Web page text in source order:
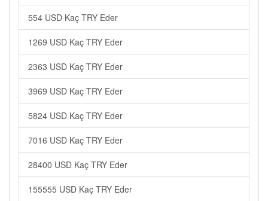
554 USD Kaç TRY Eder
1269 USD Kaç TRY Eder
2363 USD Kaç TRY Eder
3969 USD Kaç TRY Eder
5824 USD Kaç TRY Eder
7016 USD Kaç TRY Eder
28400 USD Kaç TRY Eder
155555 USD Kaç TRY Eder